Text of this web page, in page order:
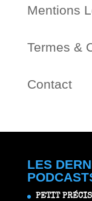
Mentions
Termes &
Contact
LES
PETIT